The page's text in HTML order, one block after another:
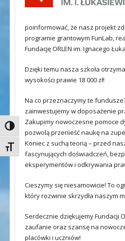
Toggle High Contrast
Toggle Font size
poinformować, że nasz projekt
programie grantowym FunLab,
Fundację ORLEN im. Ignacego
Dzięki temu nasza szkoła
wysokości prawie 18 000 zł!
Na co przeznaczymy te
zainwestujemy w doposażenie
Zakupimy nowoczesne pomoce
pozwolą przenieść naukę na
Koniec z suchą teorią – przed
fascynujących doświadczeń,
eksperymentów i odkrywania
Cieszymy się niesamowicie! To
który rozwinie skrzydła naszym
Serdecznie dziękujemy Fundacji
zaufanie oraz szansę na
placówki i uczniów!